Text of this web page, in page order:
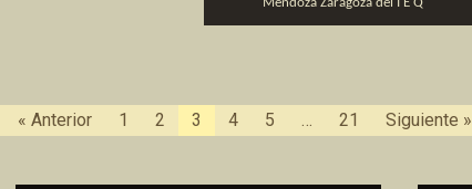
« Anterior 1 2 3 4 5 … 21 Siguiente »